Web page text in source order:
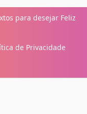
para desejar Feliz
de Privacidade